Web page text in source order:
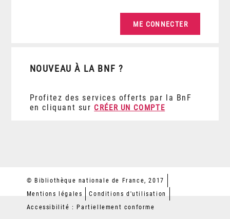
NOUVEAU À LA BNF ?
Profitez des services offerts par la BnF
en cliquant sur CRÉER UN COMPTE
© Bibliothèque nationale de France, 2017
Mentions légales
Conditions d'utilisation
Accessibilité : Partiellement conforme